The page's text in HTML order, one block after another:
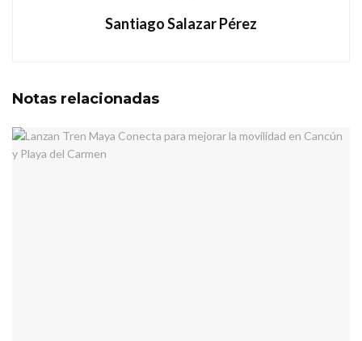
Santiago Salazar Pérez
Notas relacionadas